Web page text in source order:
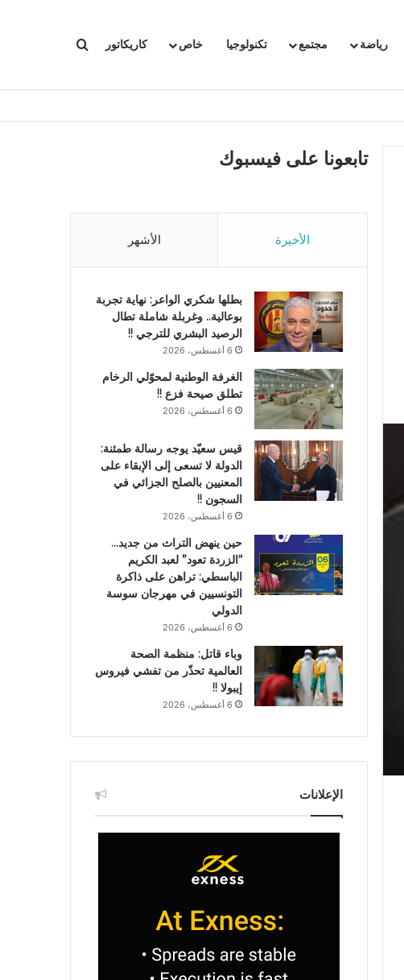
رياضة مجتمع تكنولوجيا خاص كاريكاتور بحث عن
تابعونا على فيسبوك
الأخيرة الأشهر
بطلها شكري الواعر: نهاية تجربة
بوعالية.. وغربلة شاملة تطال
الرصيد البشري للترجي !!
6 أغسطس، 2026
الغرفة الوطنية لمحوّلي الرخام
تطلق صيحة فزع !!
6 أغسطس، 2026
قيس سعيّد يوجه رسالة طمئنة:
الدولة لا تسعى إلى الإبقاء على
المعنيين بالصلح الجزائي في
السجون !!
6 أغسطس، 2026
حين ينهض التراث من جديد…
“الزردة تعود” لعبد الكريم
الباسطي: تراهن على ذاكرة
التونسيين في مهرجان سوسة
الدولي
6 أغسطس، 2026
وباء قاتل: منظمة الصحة
العالمية تحذّر من تفشي فيروس
إيبولا !!
6 أغسطس، 2026
الإعلانات